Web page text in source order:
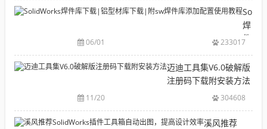
目
录
机
械
软
安
焊
件
下
载|
型
06/01 233017
迈迪工具集V6.0破解版
注册码下载附安装方法
11/20 304608
溪风推荐